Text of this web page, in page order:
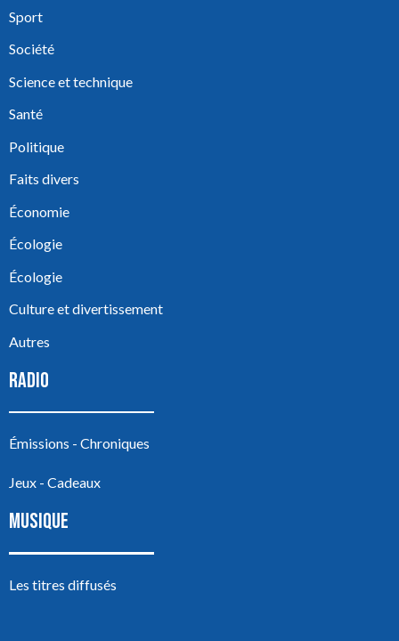
Sport
Société
Science et technique
Santé
Politique
Faits divers
Économie
Écologie
Écologie
Culture et divertissement
Autres
RADIO
Émissions - Chroniques
Jeux - Cadeaux
MUSIQUE
Les titres diffusés